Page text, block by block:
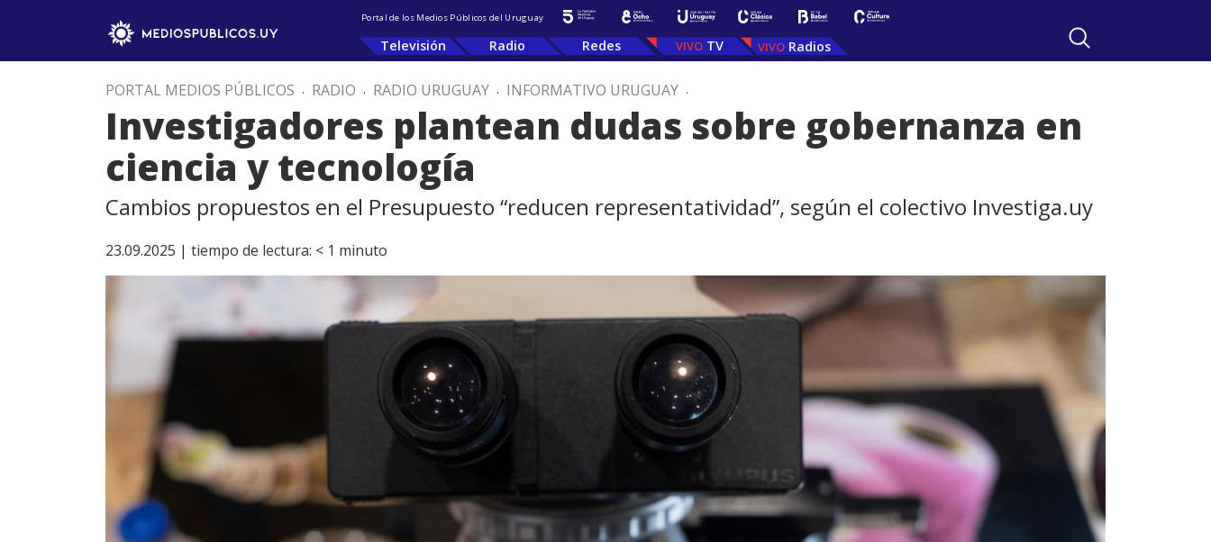
Portal de los Medios Públicos del Uruguay
Televisión Radio Redes TV Radios
PORTAL MEDIOS PÚBLICOS . RADIO . RADIO URUGUAY . INFORMATIVO URUGUAY .
Investigadores plantean dudas sobre gobernanza en
ciencia y tecnología
Cambios propuestos en el Presupuesto “reducen representatividad”, según el colectivo Investiga.uy
23.09.2025 | tiempo de lectura: < 1 minuto